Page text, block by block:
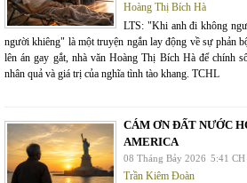
Hoàng Thị Bích Hà
LTS: "Khi anh đi không
người khiêng" là một truyện ngắn lay động về sự phản
lên án gay gắt, nhà văn Hoàng Thị Bích Hà để chính
nhân quả và giá trị của nghĩa tình tào khang. TCHL
CÁM ƠN ĐẤT NƯỚC
AMERICA
08 Tháng Bảy 2026 5:41 CH
Trần Kiêm Đoàn